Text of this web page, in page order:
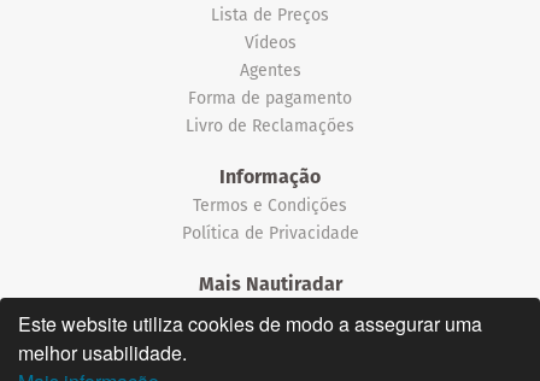
Este website utiliza cookies de modo a assegurar uma
melhor usabilidade.
Lista de Preços
Vídeos
Agentes
Forma de pagamento
Livro de Reclamações
Informação
Termos e Condições
Política de Privacidade
Mais Nautiradar
Notícias